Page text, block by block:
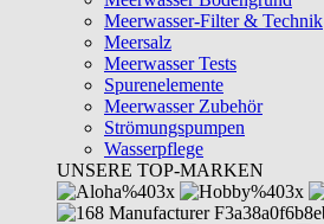
Meerwasser-Filter & Technik
Meersalz
Meerwasser Tests
Spurenelemente
Meerwasser Zubehör
Strömungspumpen
Wasserpflege
UNSERE TOP-MARKEN